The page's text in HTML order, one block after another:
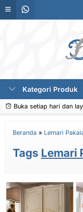
Kategori Produk
Buka setiap hari dan
Beranda » Lemari
Tags Lemari